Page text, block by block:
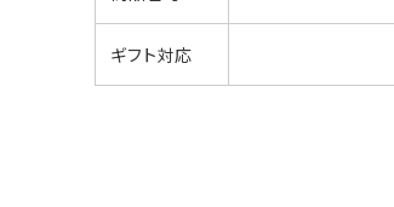
ギフト対応